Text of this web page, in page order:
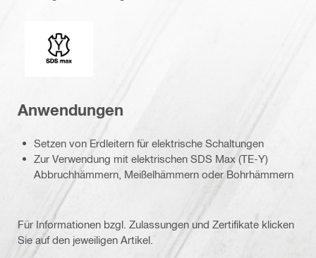
Einsteckenden
Anwendungen
Setzen von Erdleitern für elektrische Schaltungen
Zur Verwendung mit elektrischen SDS Max (TE-Y)
Abbruchhämmern, Meißelhämmern oder Bohrhämmern
Für Informationen bzgl. Zulassungen und Zertifikate klicken
Sie auf den jeweiligen Artikel.